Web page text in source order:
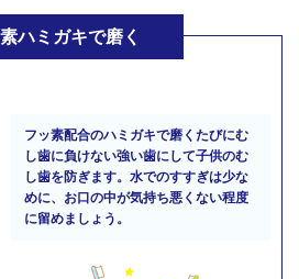
ハミガキで磨く
フッ素配合のハミガキで磨くたびにむ
し歯に負けない強い歯にして子供のむ
し歯を防ぎます。水でのすすぎは少な
めに、お口の中が気持ち悪くない程度
に留めましょう。